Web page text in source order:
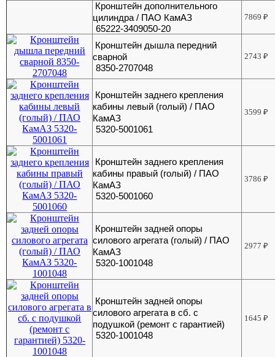
Кронштейн дополнительного
цилиндра / ПАО КамАЗ
65222-3409050-20
7869₽
Кронштейн дышла передний
сварной
8350-2707048
2743₽
Кронштейн заднего крепления
кабины левый (голый) / ПАО
КамАЗ
5320-5001061
3599₽
Кронштейн заднего крепления
кабины правый (голый) / ПАО
КамАЗ
5320-5001060
3786₽
Кронштейн задней опоры
силового агрегата (голый) / ПАО
КамАЗ
5320-1001048
2977₽
Кронштейн задней опоры
силового агрегата в сб. с
подушкой (ремонт с гарантией)
5320-1001048
1645₽